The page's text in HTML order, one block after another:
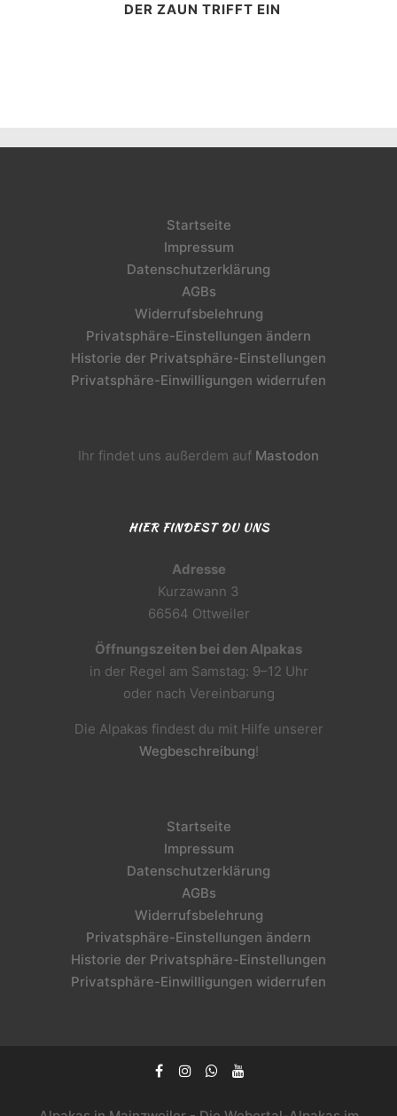
DER ZAUN TRIFFT EIN
Startseite
Impressum
Datenschutzerklärung
AGBs
Widerrufsbelehrung
Privatsphäre-Einstellungen ändern
Historie der Privatsphäre-Einstellungen
Privatsphäre-Einwilligungen widerrufen
Ihr findet uns außerdem auf Mastodon
HIER FINDEST DU UNS
Adresse
Kurzawann 3
66564 Ottweiler
Öffnungszeiten bei den Alpakas
in der Regel am Samstag: 9–12 Uhr
oder nach Vereinbarung
Die Alpakas findest du mit Hilfe unserer
Wegbeschreibung!
Startseite
Impressum
Datenschutzerklärung
AGBs
Widerrufsbelehrung
Privatsphäre-Einstellungen ändern
Historie der Privatsphäre-Einstellungen
Privatsphäre-Einwilligungen widerrufen